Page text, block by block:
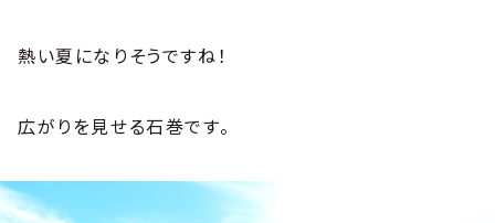
熱い夏になりそうですね！
広がりを見せる石巻です。